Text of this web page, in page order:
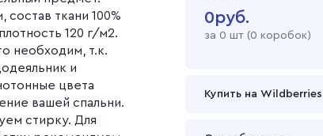
Вафельное полотно
набивное
состав ткани 100%
120 г/м2.
необходим, т.к.
и
цвета
вашей спальни.
стирку. Для
0руб.
за 0 шт (0 коробок)
Купить на Wildberries